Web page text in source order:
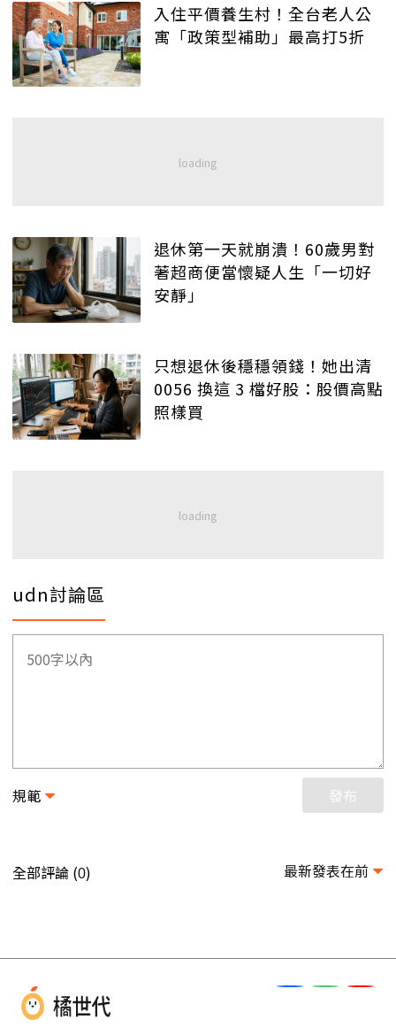
入住平價養生村！全台老人公
寓「政策型補助」最高打5折
退休第一天就崩潰！60歲男對
著超商便當懷疑人生「一切好
安靜」
只想退休後穩穩領錢！她出清
0056 換這 3 檔好股：股價高點
照樣買
udn討論區
規範 發布
全部評論 (0) 最新發表在前